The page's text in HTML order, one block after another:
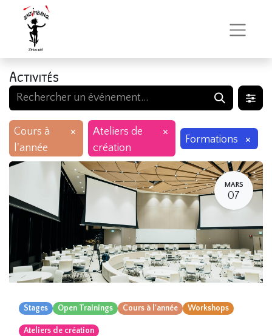
Activités
Cours à
l'année
×
Ateliers de
création
×
Formations ×
MARS
07
Stages Open Trainings Cours à l'année Workshops
Ateliers de création